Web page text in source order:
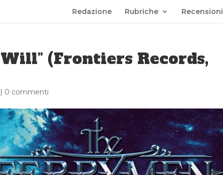
Redazione Rubriche Recensioni
(Frontiers Records,
| 0 commenti